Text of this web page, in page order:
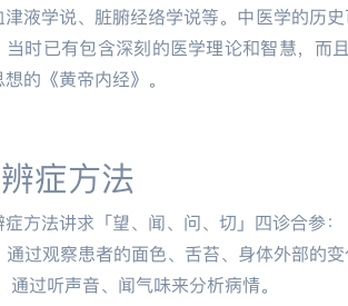
津液学说、脏腑经络学说等。中医学的历
当时已有包含深刻的医学理论和智慧，而
的《黄帝内经》。
症方法
症方法讲求「望、闻、问、切」四诊合参：
通过观察患者的面色、舌苔、身体外部的变
通过听声音、闻气味来分析病情。